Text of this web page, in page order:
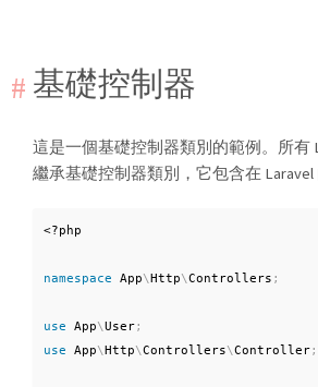
基礎控制器
這是一個基礎控制器類別的範例。所有
繼承基礎控制器類別，它包含在 Laravel
<?php
namespace App\Http\Controllers ;
use App\User;
use
App\Http\Controllers\Controller;